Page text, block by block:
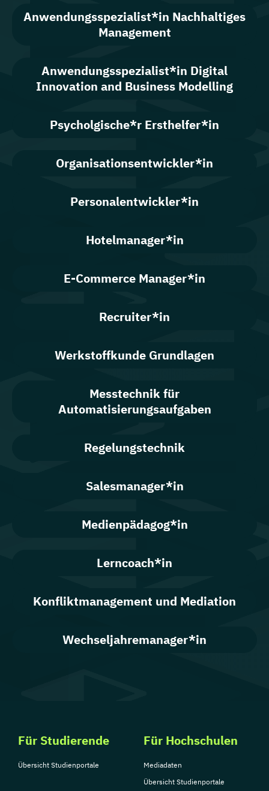
Anwendungsspezialist*in Nachhaltiges
Management
Anwendungsspezialist*in Digital
Innovation and Business Modelling
Psycholgische*r Ersthelfer*in
Organisationsentwickler*in
Personalentwickler*in
Hotelmanager*in
E-Commerce Manager*in
Recruiter*in
Werkstoffkunde Grundlagen
Messtechnik für
Automatisierungsaufgaben
Regelungstechnik
Salesmanager*in
Medienpädagog*in
Lerncoach*in
Konfliktmanagement und Mediation
Wechseljahremanager*in
Für Studierende
Übersicht Studienportale
Für Hochschulen
Mediadaten
Übersicht Studienportale